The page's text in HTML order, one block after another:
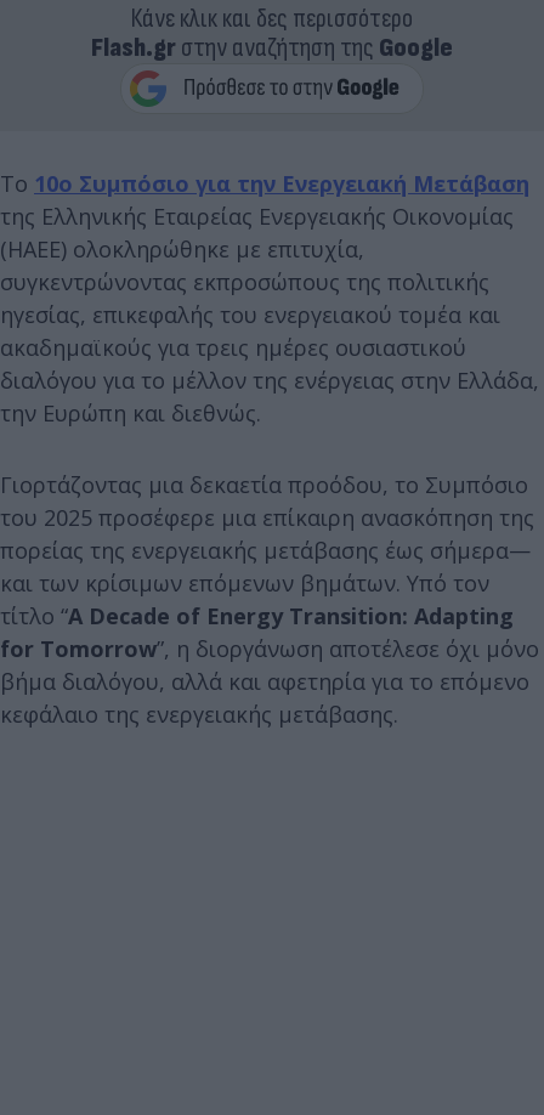
Κάνε κλικ και δες περισσότερο
Flash.grστην αναζήτηση της Google
Το 10ο Συμπόσιο για την Ενεργειακή Μετάβαση
της Ελληνικής Εταιρείας Ενεργειακής Οικονομίας
(ΗΑΕΕ) ολοκληρώθηκε με επιτυχία,
συγκεντρώνοντας εκπροσώπους της πολιτικής
ηγεσίας, επικεφαλής του ενεργειακού τομέα και
ακαδημαϊκούς για τρεις ημέρες ουσιαστικού
διαλόγου για το μέλλον της ενέργειας στην Ελλάδα,
την Ευρώπη και διεθνώς.
Γιορτάζοντας μια δεκαετία προόδου, το Συμπόσιο
του 2025 προσέφερε μια επίκαιρη ανασκόπηση της
πορείας της ενεργειακής μετάβασης έως σήμερα—
και των κρίσιμων επόμενων βημάτων. Υπό τον
τίτλο “A Decade of Energy Transition: Adapting
for Tomorrow”, η διοργάνωση αποτέλεσε όχι μόνο
βήμα διαλόγου, αλλά και αφετηρία για το επόμενο
κεφάλαιο της ενεργειακής μετάβασης.